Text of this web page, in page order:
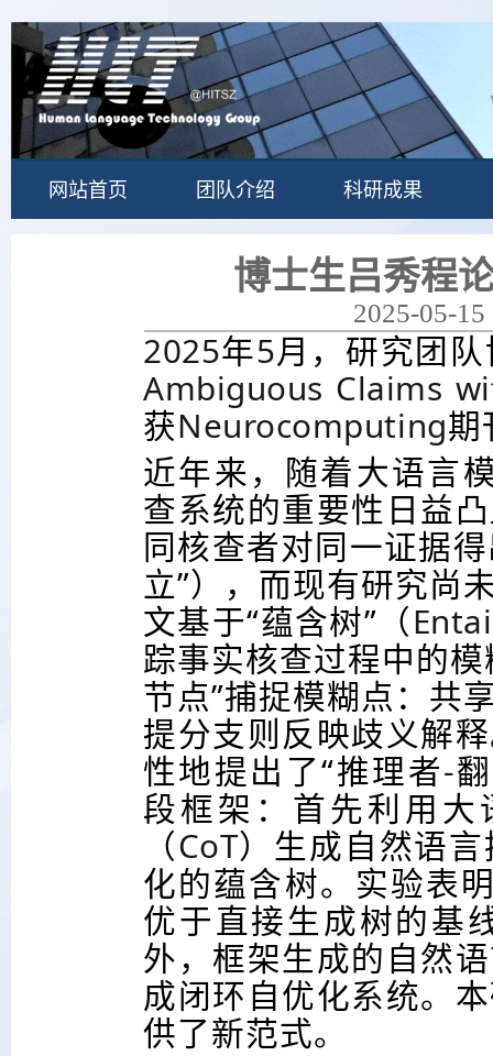
网站首页 团队介绍 科研成果
博士生吕秀程
2025-05-15
2025年5月，研究团
Ambiguous Claims
获Neurocomputing期
近年来，随着大语言
查系统的重要性日益
同核查者对同一证据
立”），而现有研究尚
文基于“蕴含树”（
踪事实核查过程中的
节点”捕捉模糊点：共
提分支则反映歧义解
性地提出了“推理者-
段框架：首先利用
（CoT）生成自然语
化的蕴含树。实验表
优于直接生成树的基
外，框架生成的自然
成闭环自优化系统。
供了新范式。